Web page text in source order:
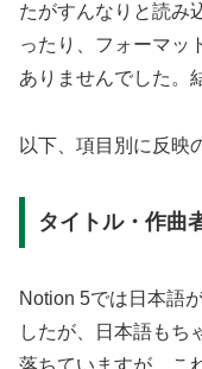
たがすんなりと読み
ったり、フォーマッ
ありませんでした。
以下、項目別に反映
タイトル・作曲
Notion 5では日本語
したが、日本語もち